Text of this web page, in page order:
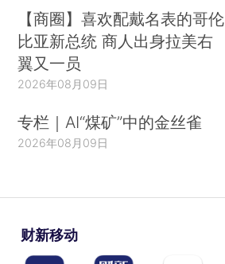
【商圈】喜欢配戴名表的哥伦
比亚新总统 商人出身拉美右
翼又一员
2026年08月09日
专栏｜AI“煤矿”中的金丝雀
2026年08月09日
财新移动